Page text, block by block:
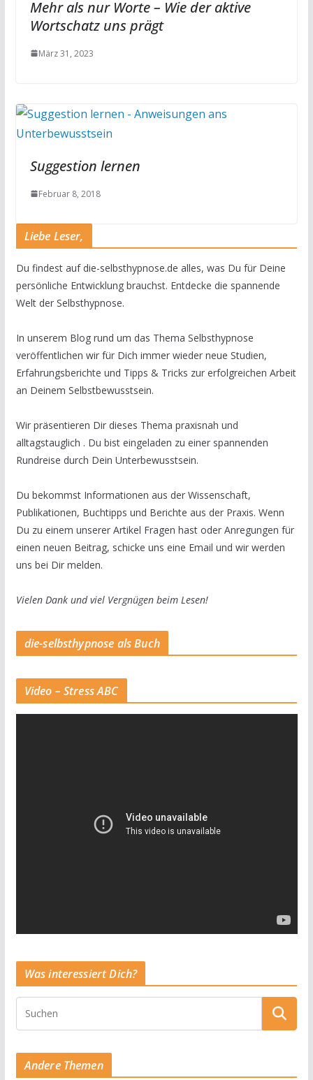
Mehr als nur Worte – Wie der aktive
Wortschatz uns prägt
März 31, 2023
Suggestion lernen
Februar 8, 2018
Liebe Leser,
Du findest auf die-selbsthypnose.de alles, was Du für Deine
persönliche Entwicklung brauchst. Entdecke die spannende
Welt der Selbsthypnose.
In unserem Blog rund um das Thema Selbsthypnose
veröffentlichen wir für Dich immer wieder neue Studien,
Erfahrungsberichte und Tipps & Tricks zur erfolgreichen Arbeit
an Deinem Selbstbewusstsein.
Wir präsentieren Dir dieses Thema praxisnah und
alltagstauglich . Du bist eingeladen zu einer spannenden
Rundreise durch Dein Unterbewusstsein.
Du bekommst Informationen aus der Wissenschaft,
Publikationen, Buchtipps und Berichte aus der Praxis. Wenn
Du zu einem unserer Artikel Fragen hast oder Anregungen für
einen neuen Beitrag, schicke uns eine Email und wir werden
uns bei Dir melden.
Vielen Dank und viel Vergnügen beim Lesen!
die-selbsthypnose als Buch
Video – Stress ABC
Was interessiert Dich?
Andere Themen